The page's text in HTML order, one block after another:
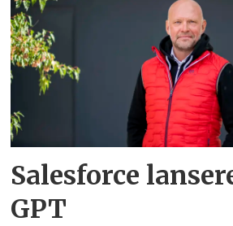
Salesforce
GPT